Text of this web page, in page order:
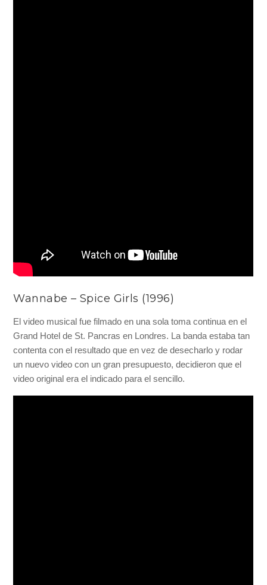
Wannabe – Spice Girls (1996)
El video musical fue filmado en una sola toma continua en el
Grand Hotel de St. Pancras en Londres. La banda estaba tan
contenta con el resultado que en vez de desecharlo y rodar
un nuevo video con un gran presupuesto, decidieron que el
video original era el indicado para el sencillo.